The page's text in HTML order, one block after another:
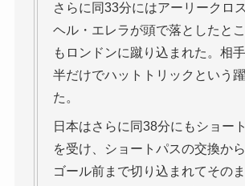
さらに同33分にはアーリークロ
ヘル・エレラが頭で落としたと
もロンドンに蹴り込まれた。相
半だけでハットトリックという
た。
日本はさらに同38分にもショー
を受け、ショートパスの交換か
ゴール前まで切り込まれてその